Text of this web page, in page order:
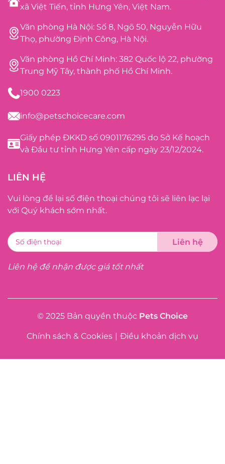
xã Việt Tiến, tỉnh Hưng Yên, Việt Nam.
Văn phòng Hà Nội: Số 8, Ngõ 50, Nguyễn Hữu
Thọ, phường Định Công, Hà Nội.
Văn phòng Hồ Chí Minh: 382 Quốc lộ 22, phường
Trung Mỹ Tây, thành phố Hồ Chí Minh.
1900 0223
info@petschoicecare.com
Giấy phép ĐKKD số 0901176295 do Sở Kế hoạch
và Đầu tư tỉnh Hưng Yên cấp ngày 23/12/2024.
LIÊN HỆ
Vui lòng để lại số điện thoại chúng tôi sẽ liên lạc lại
với Quý khách sớm nhất.
Liên hệ để nhận được giá tốt nhất
© 2025 Bản quyền thuộc Pets Choice
Chính sách & Cookies | Điều khoản dịch vụ